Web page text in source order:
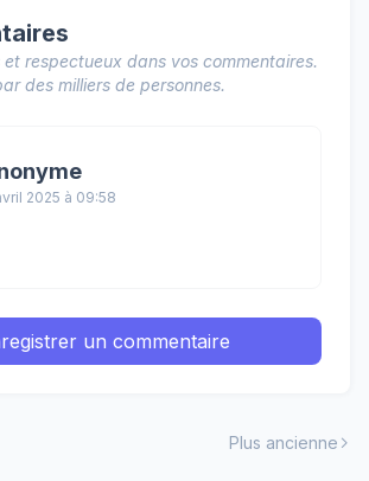
respectueux dans vos commentaires.
des milliers de personnes.
2025 à 09:58
un commentaire
Plus ancienne